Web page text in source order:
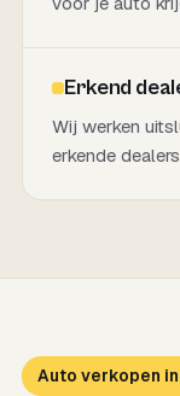
Erkend
Wij werken
erkende
Auto verkopen